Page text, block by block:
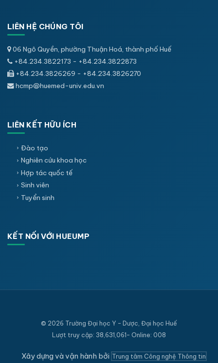
LIÊN HỆ CHÚNG TÔI
06 Ngô Quyền, phường Thuận Hoá, thành phố Huế
+84.234.3822173 - +84.234.3822873
+84.234.3826269 - +84.234.3826270
hcmp@huemed-univ.edu.vn
LIÊN KẾT HỮU ÍCH
Đào tạo
Nghiên cứu khoa học
Hợp tác quốc tế
Sinh viên
Tuyển sinh
KẾT NỐI VỚI HUEUMP
© 2026 Trường Đại học Y - Dược, Đại học Huế
Lượt truy cập: 38,631,061- Online: 008
Xây dựng và vận hành bởi Trung tâm Công nghệ Thông tin